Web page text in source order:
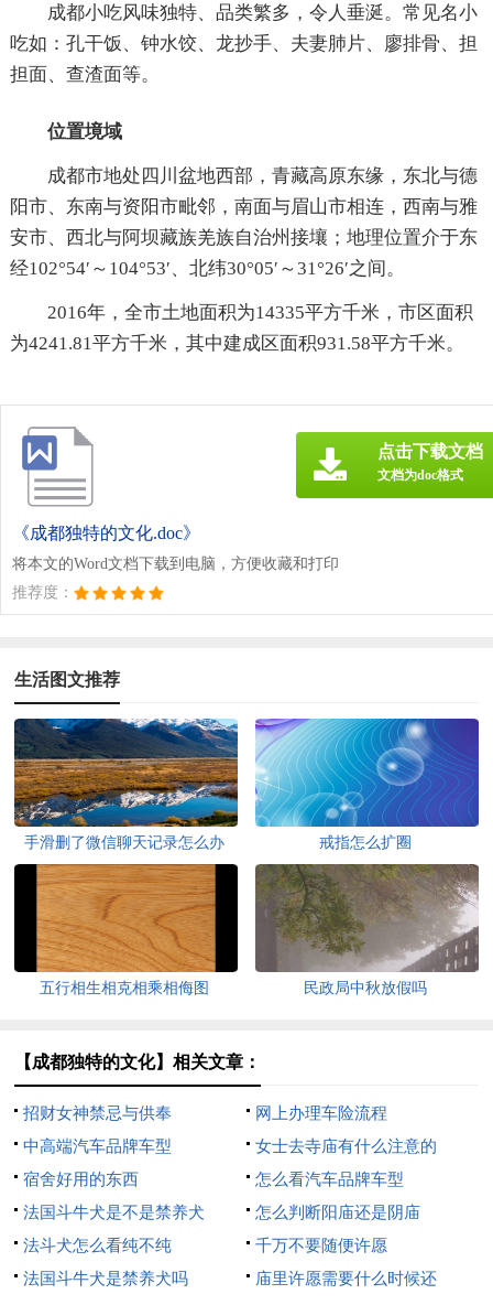
成都小吃风味独特、品类繁多，令人垂涎。常见名小
吃如：孔干饭、钟水饺、龙抄手、夫妻肺片、廖排骨、担
担面、查渣面等。
位置境域
成都市地处四川盆地西部，青藏高原东缘，东北与德
阳市、东南与资阳市毗邻，南面与眉山市相连，西南与雅
安市、西北与阿坝藏族羌族自治州接壤；地理位置介于东
经102°54′～104°53′、北纬30°05′～31°26′之间。
2016年，全市土地面积为14335平方千米，市区面积
为4241.81平方千米，其中建成区面积931.58平方千米。
《成都独特的文化.doc》
将本文的Word文档下载到电脑，方便收藏和打印
推荐度：
点击下载文档
文档为doc格式
生活图文推荐
手滑删了微信聊天记录怎么办 戒指怎么扩圈
五行相生相克相乘相侮图 民政局中秋放假吗
【成都独特的文化】相关文章：
招财女神禁忌与供奉
网上办理车险流程
中高端汽车品牌车型
女士去寺庙有什么注意的
宿舍好用的东西
怎么看汽车品牌车型
法国斗牛犬是不是禁养犬
怎么判断阳庙还是阴庙
法斗犬怎么看纯不纯
千万不要随便许愿
法国斗牛犬是禁养犬吗
庙里许愿需要什么时候还